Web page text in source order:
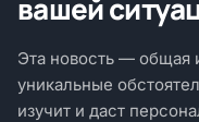
вашей
Эта новость — общая
уникальные
изучит и даст